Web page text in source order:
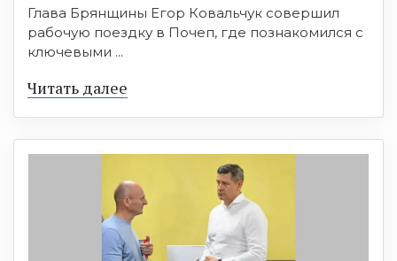
Глава Брянщины Егор Ковальчук совершил
рабочую поездку в Почеп, где познакомился с
ключевыми ...
Читать далее